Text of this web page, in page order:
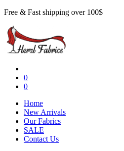
Free & Fast shipping over 100$
0
0
Home
New Arrivals
Our Fabrics
SALE
Contact Us